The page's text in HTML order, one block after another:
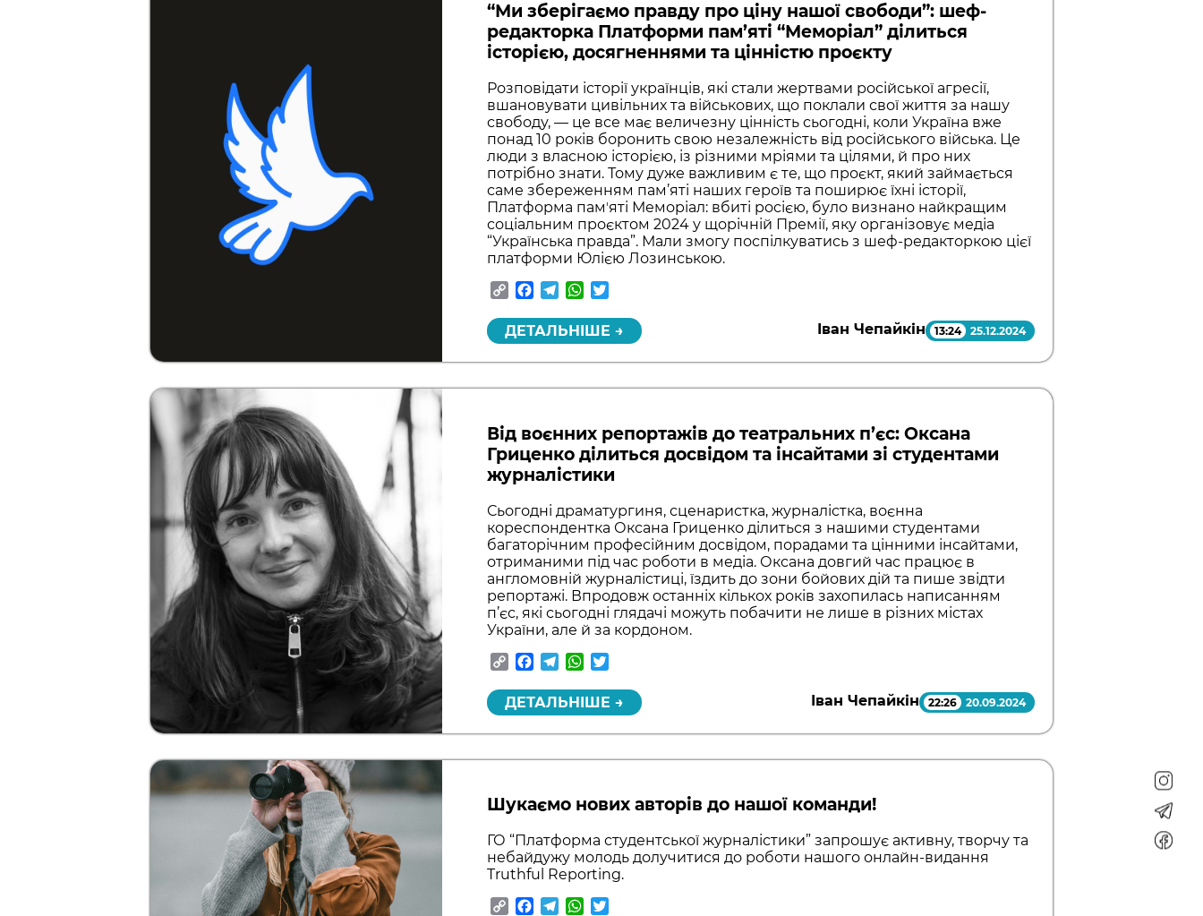
“Ми зберігаємо правду про ціну нашої свободи”: шеф-
редакторка Платформи пам’яті “Меморіал” ділиться
історією, досягненнями та цінністю проєкту
Розповідати історії українців, які стали жертвами російської агресії,
вшановувати цивільних та військових, що поклали свої життя за нашу
свободу, — це все має величезну цінність сьогодні, коли Україна вже
понад 10 років боронить свою незалежність від російського війська. Це
люди з власною історією, із різними мріями та цілями, й про них
потрібно знати. Тому дуже важливим є те, що проєкт, який займається
саме збереженням пам’яті наших героїв та поширює їхні історії,
Платформа памʼяті Меморіал: вбиті росією, було визнано найкращим
соціальним проєктом 2024 у щорічній Премії, яку організовує медіа
“Українська правда”. Мали змогу поспілкуватись з шеф-редакторкою цієї
платформи Юлією Лозинською.
CopyFacebook
TelegramWhatsApp
ДЕТАЛЬНІШЕ → Іван Чепайкін 13:24 25.12.2024
Від воєнних репортажів до театральних п’єс: Оксана
Гриценко ділиться досвідом та інсайтами зі студентами
журналістики
Сьогодні драматургиня, сценаристка, журналістка, воєнна
кореспондентка Оксана Гриценко ділиться з нашими студентами
багаторічним професійним досвідом, порадами та цінними інсайтами,
отриманими під час роботи в медіа. Оксана довгий час працює в
англомовній журналістиці, їздить до зони бойових дій та пише звідти
репортажі. Впродовж останніх кількох років захопилась написанням
п’єс, які сьогодні глядачі можуть побачити не лише в різних містах
України, але й за кордоном.
CopyFacebook
TelegramWhatsApp
ДЕТАЛЬНІШЕ → Іван Чепайкін 22:26 20.09.2024
Шукаємо нових авторів до нашої команди!
ГО “Платформа студентської журналістики” запрошує активну, творчу та
небайдужу молодь долучитися до роботи нашого онлайн-видання
Truthful Reporting.
CopyFacebook
TelegramWhatsApp